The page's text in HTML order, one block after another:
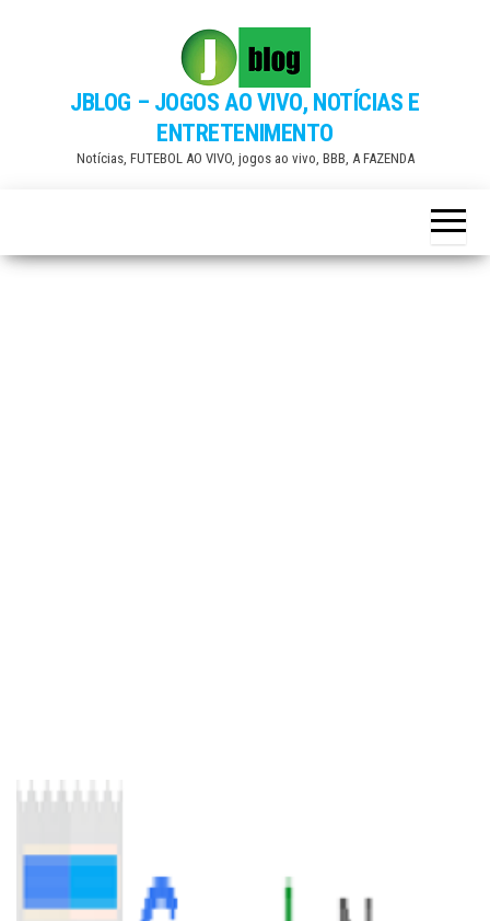
JBLOG – JOGOS AO VIVO, NOTÍCIAS E
ENTRETENIMENTO
Notícias, FUTEBOL AO VIVO, jogos ao vivo, BBB, A FAZENDA